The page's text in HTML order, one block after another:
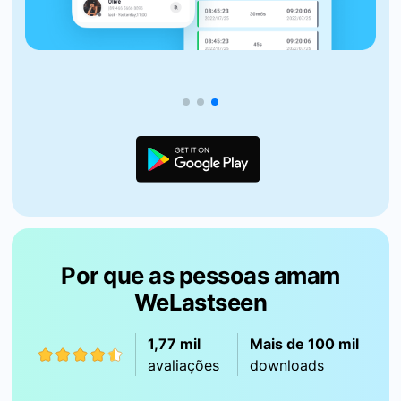
Por que as pessoas amam
WeLastseen
1,77 mil
avaliações
Mais de 100 mil
downloads